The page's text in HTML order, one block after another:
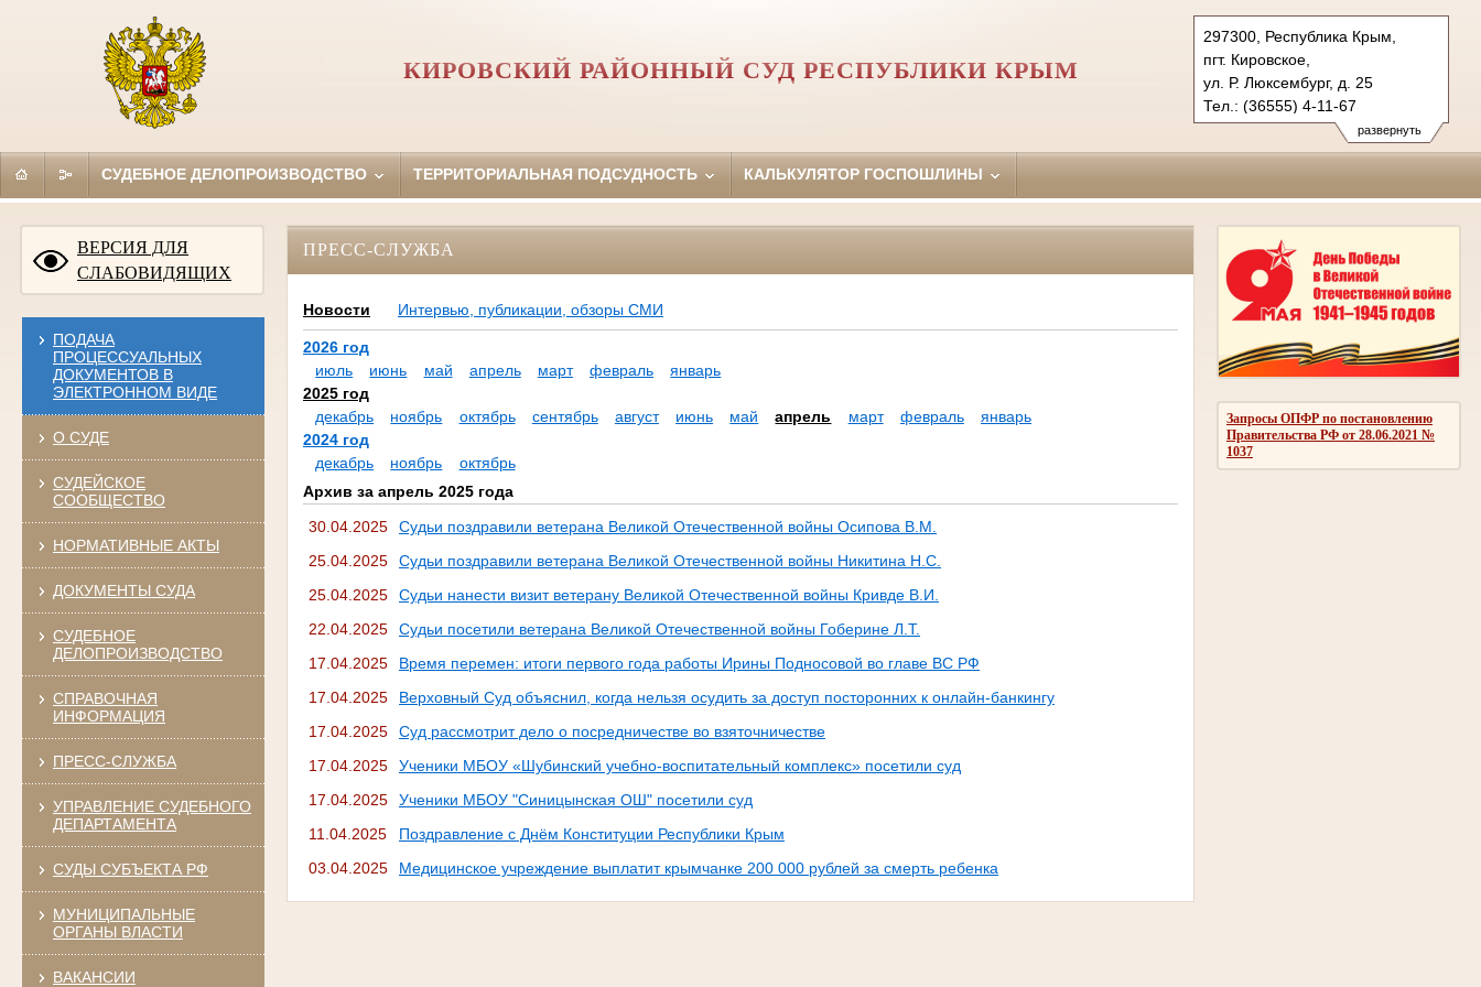
развернуть
297300, Республика Крым,
пгт. Кировское,
ул. Р. Люксембург, д. 25
Тел.: (36555) 4-11-67
kirovskiy.krm@sudrf.ru
КИРОВСКИЙ РАЙОННЫЙ СУД РЕСПУБЛИКИ КРЫМ
СУДЕБНОЕ ДЕЛОПРОИЗВОДСТВО ТЕРРИТОРИАЛЬНАЯ ПОДСУДНОСТЬ КАЛЬКУЛЯТОР ГОСПОШЛИНЫ
ВЕРСИЯ ДЛЯ
СЛАБОВИДЯЩИХ
ПОДАЧА
ПРОЦЕССУАЛЬНЫХ
ДОКУМЕНТОВ В
ЭЛЕКТРОННОМ ВИДЕ
О СУДЕ
СУДЕЙСКОЕ
СООБЩЕСТВО
НОРМАТИВНЫЕ АКТЫ
ДОКУМЕНТЫ СУДА
СУДЕБНОЕ
ДЕЛОПРОИЗВОДСТВО
СПРАВОЧНАЯ
ИНФОРМАЦИЯ
ПРЕСС-СЛУЖБА
УПРАВЛЕНИЕ СУДЕБНОГО
ДЕПАРТАМЕНТА
СУДЫ СУБЪЕКТА РФ
МУНИЦИПАЛЬНЫЕ
ОРГАНЫ ВЛАСТИ
ВАКАНСИИ
Запросы ОПФР по постановлению
Правительства РФ от 28.06.2021 №
1037
ПРЕСС-СЛУЖБА
Новости Интервью, публикации, обзоры СМИ
2026 год
июль
июнь май апрель март февраль
январь
2025 год
декабрь
ноябрь октябрь сентябрь август июнь май апрель март февраль
январь
2024 год
декабрь
ноябрь
октябрь
Архив за апрель 2025 года
30.04.2025
Судьи поздравили ветерана Великой Отечественной войны Осипова В.М.
25.04.2025
Судьи поздравили ветерана Великой Отечественной войны Никитина Н.С.
25.04.2025
Судьи нанести визит ветерану Великой Отечественной войны Кривде В.И.
22.04.2025
Судьи посетили ветерана Великой Отечественной войны Гоберине Л.Т.
17.04.2025
Время перемен: итоги первого года работы Ирины Подносовой во главе ВС РФ
17.04.2025
Верховный Суд объяснил, когда нельзя осудить за доступ посторонних к онлайн-банкингу
17.04.2025
Суд рассмотрит дело о посредничестве во взяточничестве
17.04.2025
Ученики МБОУ «Шубинский учебно-воспитательный комплекс» посетили суд
17.04.2025
Ученики МБОУ "Синицынская ОШ" посетили суд
11.04.2025
Поздравление с Днём Конституции Республики Крым
03.04.2025
Медицинское учреждение выплатит крымчанке 200 000 рублей за смерть ребенка